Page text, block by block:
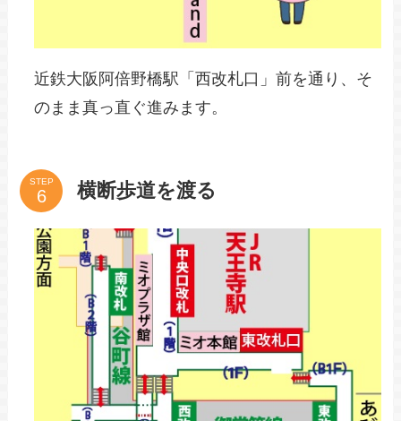
近鉄大阪阿倍野橋駅「西改札口」前を通り、そ
のまま真っ直ぐ進みます。
STEP 横断歩道を渡る